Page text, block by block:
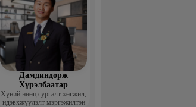
Дамдиндорж
Хүрэлбаатар
Хүний нөөц сургалт хөгжил,
идэвхжүүлэлт мэргэжилтэн